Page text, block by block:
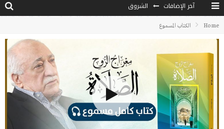
آخر الإضافات
الشروق
نفحات قدسية في خدمة أمتنا
كتاب معراج الروح الصلاة: 32-مراتب الطهارة في الصلاة
Home الكتاب المسموع